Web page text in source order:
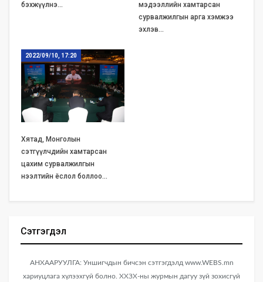
бэхжүүлнэ…
мэдээллийн хамтарсан
сурвалжилгын арга хэмжээ
эхлэв…
2022/09/10, 17:20
Хятад, Монголын
сэтгүүлчдийн хамтарсан
цахим сурвалжилгын
нээлтийн ёслол боллоо…
Сэтгэгдэл
АНХААРУУЛГА: Уншигчдын бичсэн сэтгэгдэлд www.WEBS.mn
хариуцлага хүлээхгүй болно. ХХЗХ-ны журмын дагуу зүй зохисгүй